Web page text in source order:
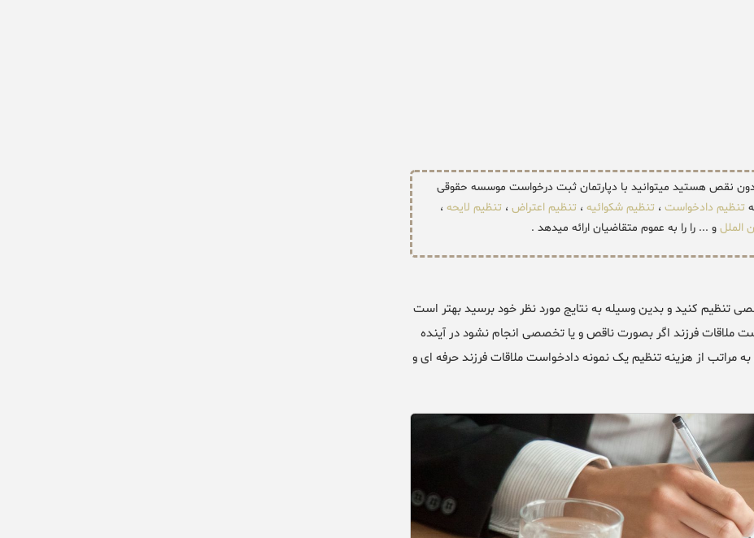
نقص هستید میتوانید با دپارتمان ثبت درخواست موسسه حقوقی
تنظیم دادخواست ، تنظیم شکوائیه ، تنظیم اعتراض ، تنظیم لایحه ،
الملل و ... را را به عموم متقاضیان ارائه میدهد .
تنظیم کنید و بدین وسیله به نتایج مورد نظر خود برسید بهتر است
ملاقات فرزند اگر بصورت ناقص و یا تخصصی انجام نشود در آینده
مراتب از هزینه تنظیم یک نمونه دادخواست ملاقات فرزند حرفه ای و